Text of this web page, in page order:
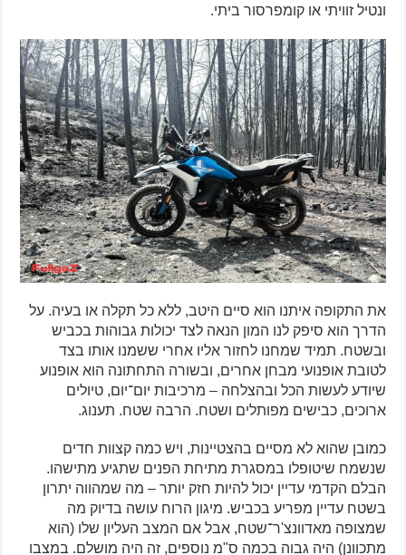
ונטיל זוויתי או קומפרסור ביתי.
את התקופה איתנו הוא סיים היטב, ללא כל תקלה או בעיה. על
הדרך הוא סיפק לנו המון הנאה לצד יכולות גבוהות בכביש
ובשטח. תמיד שמחנו לחזור אליו אחרי ששמנו אותו בצד
לטובת אופנועי מבחן אחרים, ובשורה התחתונה הוא אופנוע
שיודע לעשות הכל ובהצלחה – מרכיבות יום־יום, טיולים
ארוכים, כבישים מפותלים ושטח. הרבה שטח. תענוג.
כמובן שהוא לא מסיים בהצטיינות, ויש כמה קצוות חדים
שנשמח שיטופלו במסגרת מתיחת הפנים שתגיע מתישהו.
הבלם הקדמי עדיין יכול להיות חזק יותר – מה שמהווה יתרון
בשטח עדיין מפריע בכביש. מיגון הרוח עושה בדיוק מה
שמצופה מאדוונצ'ר־שטח, אבל אם המצב העליון שלו (הוא
מתכוונן) היה גבוה בכמה ס"מ נוספים, זה היה מושלם. במצבו